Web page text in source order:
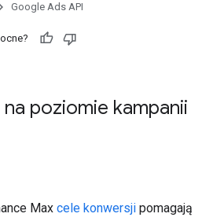
Google Ads API
poziomie kampanii
Max cele konwersji pomagają